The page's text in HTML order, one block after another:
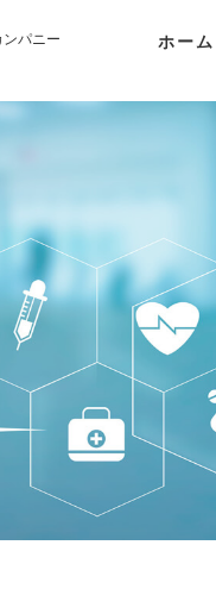
パニー ホーム